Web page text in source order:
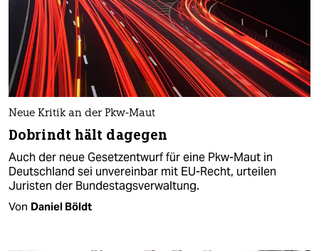
Neue Kritik an der Pkw-Maut
Dobrindt hält dagegen
Auch der neue Gesetzentwurf für eine Pkw-Maut in
Deutschland sei unvereinbar mit EU-Recht, urteilen
Juristen der Bundestagsverwaltung.
Von Daniel Böldt